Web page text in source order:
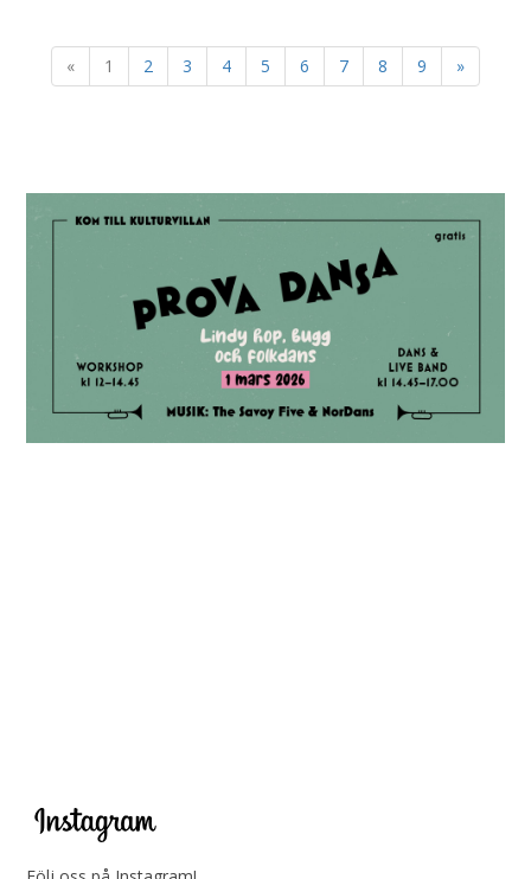
« 1 2 3 4 5 6 7 8 9 »